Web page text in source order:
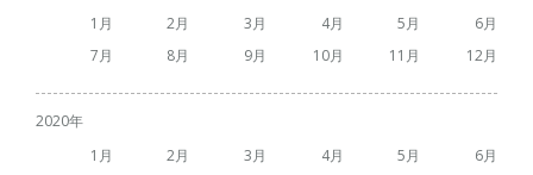
1
2 3 4 5
6
7
8 9 10 11 12
2020
1
2 3 4 5
6